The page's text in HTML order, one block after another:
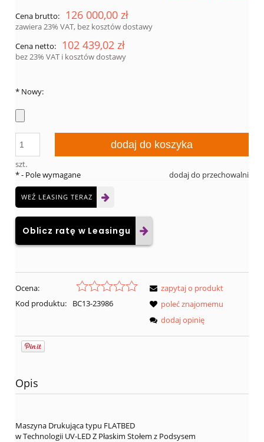
Cena brutto: 126 000,00 zł
zawiera 23% VAT, bez kosztów dostawy
Cena netto:
102 439,02 zł
bez 23% VAT i kosztów dostawy
* Nowy:
szt.
dodaj do koszyka
dodaj do przechowalni
WEŹ LEASING TERAZ
*- Pole wymagane
Oblicz ratę w Leasingu
Ocena:
Kod produktu:
BC13-23986
zapytaj o produkt
poleć znajomemu
dodaj opinię
Opis
Maszyna Drukująca typu FLATBED
w Technologii UV-LED Z Płaskim Stołem z Podsysem